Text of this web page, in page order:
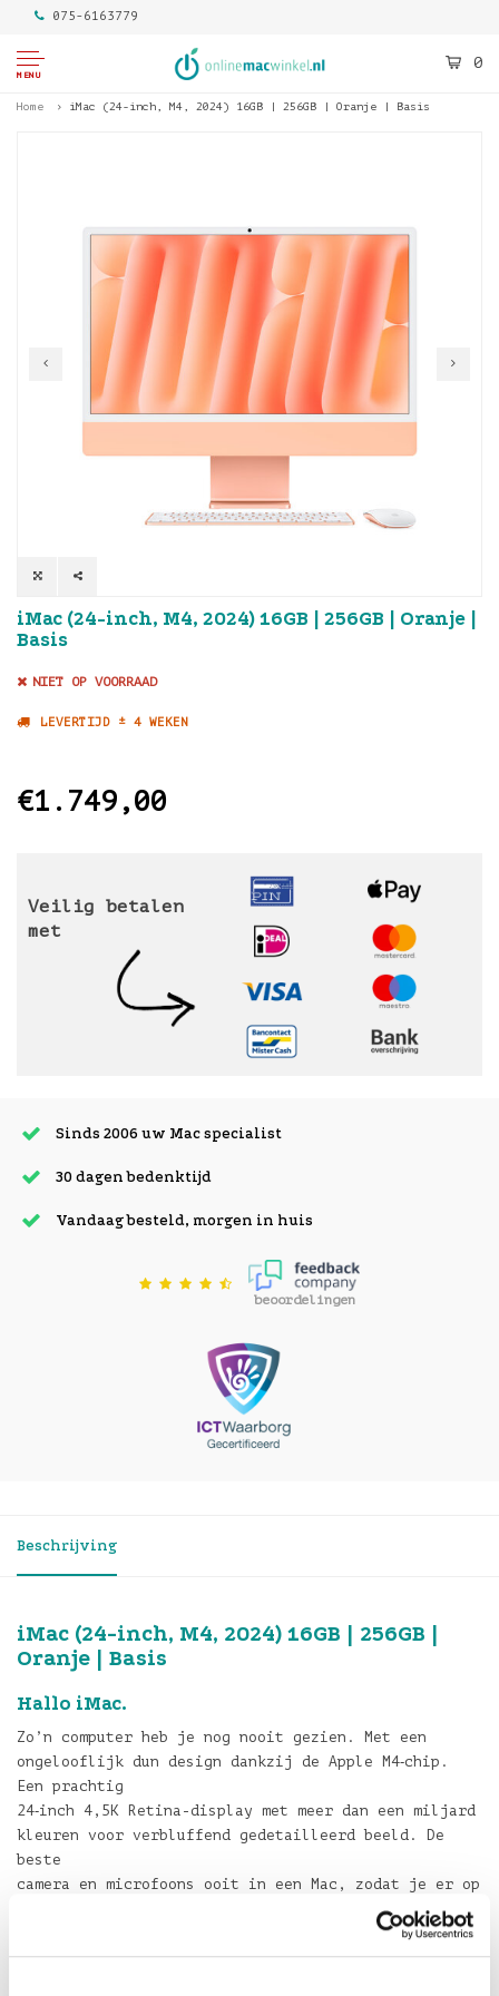
075-6163779
MENU
0
Home iMac (24-inch, M4, 2024) 16GB | 256GB | Oranje | Basis
iMac (24-inch, M4, 2024) 16GB | 256GB | Oranje |
Basis
NIET OP VOORRAAD
LEVERTIJD ± 4 WEKEN
€1.749,00
Veilig betalen
met
Sinds 2006 uw Mac specialist
30 dagen bedenktijd
Vandaag besteld, morgen in huis
beoordelingen
Beschrijving
iMac (24-inch, M4, 2024) 16GB | 256GB |
Oranje | Basis
Hallo iMac.
Zo’n computer heb je nog nooit gezien. Met een
ongelooflijk dun design dankzij de Apple M4‐chip.
Een prachtig
24‐inch 4,5K Retina-display met meer dan een miljard
kleuren voor verbluffend gedetailleerd beeld. De
beste
camera en microfoons ooit in een Mac, zodat je er op
je best uitziet en luid en duidelijk te horen bent.
speakers voor kamervullend geluid, zodat je nog meer